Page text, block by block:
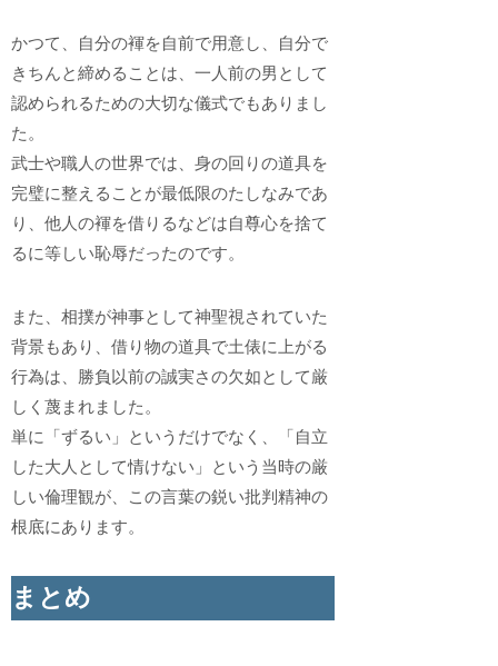
かつて、自分の褌を自前で用意し、自分で
きちんと締めることは、一人前の男として
認められるための大切な儀式でもありまし
た。
武士や職人の世界では、身の回りの道具を
完璧に整えることが最低限のたしなみであ
り、他人の褌を借りるなどは自尊心を捨て
るに等しい恥辱だったのです。
また、相撲が神事として神聖視されていた
背景もあり、借り物の道具で土俵に上がる
行為は、勝負以前の誠実さの欠如として厳
しく蔑まれました。
単に「ずるい」というだけでなく、「自立
した大人として情けない」という当時の厳
しい倫理観が、この言葉の鋭い批判精神の
根底にあります。
まとめ